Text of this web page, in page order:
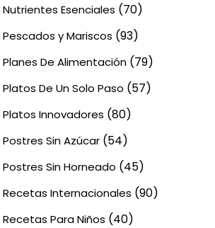
Nutrientes Esenciales (70)
Pescados y Mariscos (93)
Planes De Alimentación(79)
Platos De Un Solo Paso (57)
Platos Innovadores (80)
Postres Sin Azúcar(54)
Postres Sin Horneado (45)
Recetas Internacionales (90)
Recetas Para Niños (40)